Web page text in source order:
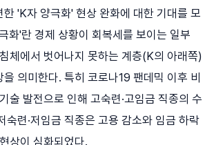
'K자 양극화' 현상 완화에 대한 기대를 모
화'란 경제 상황이 회복세를 보이는 일부
체에서 벗어나지 못하는 계층(K의 아래쪽)
의미한다. 특히 코로나19 팬데믹 이후 비
술 발전으로 인해 고숙련·고임금 직종의 수
숙련·저임금 직종은 고용 감소와 임금 하락
상이 심화되었다.